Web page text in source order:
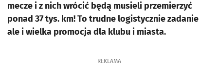
mecze i z nich wrócić będą musieli przemierzyć
ponad 37 tys. km! To trudne logistycznie zadanie
ale i wielka promocja dla klubu i miasta.
REKLAMA